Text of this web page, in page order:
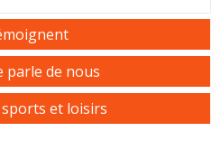
parle de nous
et loisirs